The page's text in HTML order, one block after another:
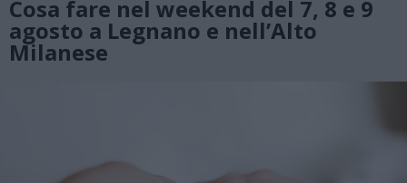
Cosa fare nel weekend del 7, 8 e 9
agosto a Legnano e nell’Alto
Milanese